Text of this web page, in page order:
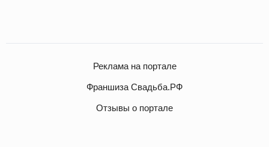
Реклама на портале
Франшиза Свадьба.РФ
Отзывы о портале